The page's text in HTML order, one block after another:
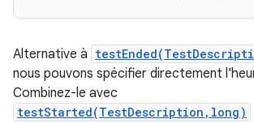
Alternative à
nous pouvons spécifier directement
Combinez-le avec
testStarted(TestDescription,long)